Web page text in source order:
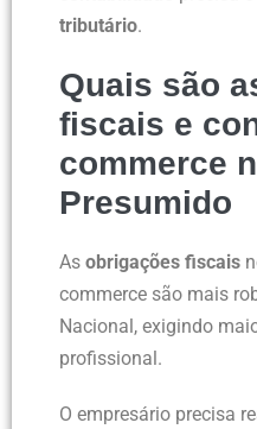
tributário.
Quais são
fiscais e
commerce
Presumido
As obrigações fiscais
commerce são mais
Nacional, exigindo
profissional.
O empresário precisa